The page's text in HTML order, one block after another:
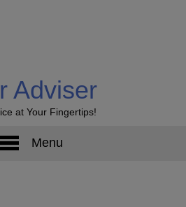
Adviser
at Your Fingertips!
Menu